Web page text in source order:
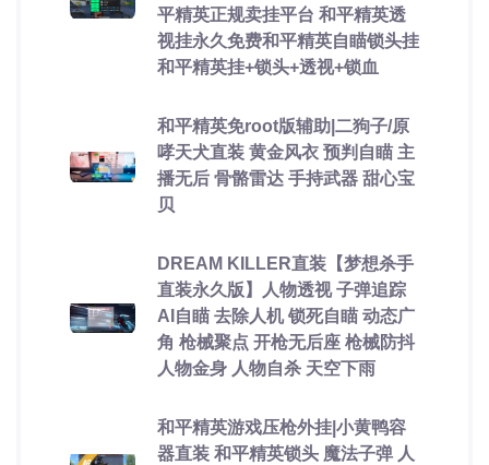
平精英正规卖挂平台 和平精英透
视挂永久免费和平精英自瞄锁头挂
和平精英挂+锁头+透视+锁血
和平精英免root版辅助|二狗子/原
哮天犬直装 黄金风衣 预判自瞄 主
播无后 骨骼雷达 手持武器 甜心宝
贝
DREAM KILLER直装【梦想杀手
直装永久版】人物透视 子弹追踪
AI自瞄 去除人机 锁死自瞄 动态广
角 枪械聚点 开枪无后座 枪械防抖
人物金身 人物自杀 天空下雨
和平精英游戏压枪外挂|小黄鸭容
器直装 和平精英锁头 魔法子弹 人